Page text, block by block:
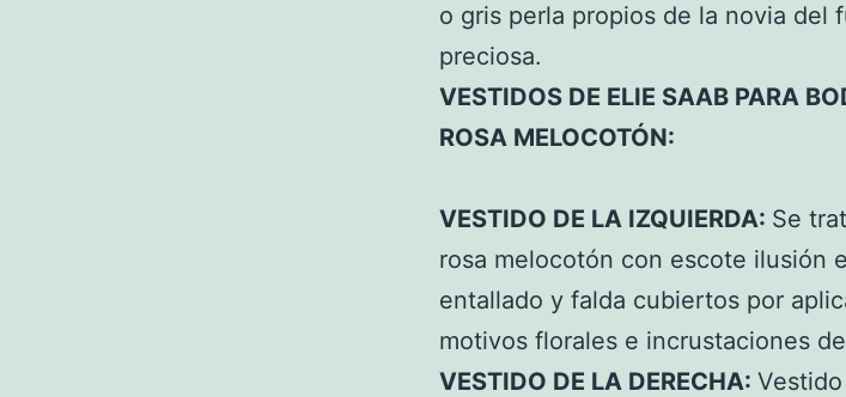
o gris perla propios de la novia del
preciosa.
VESTIDOS DE ELIE SAAB PARA
ROSA MELOCOTÓN:
VESTIDO DE LA IZQUIERDA: Se
rosa melocotón con escote ilusión
entallado y falda cubiertos por
motivos florales e incrustaciones
VESTIDO DE LA DERECHA: